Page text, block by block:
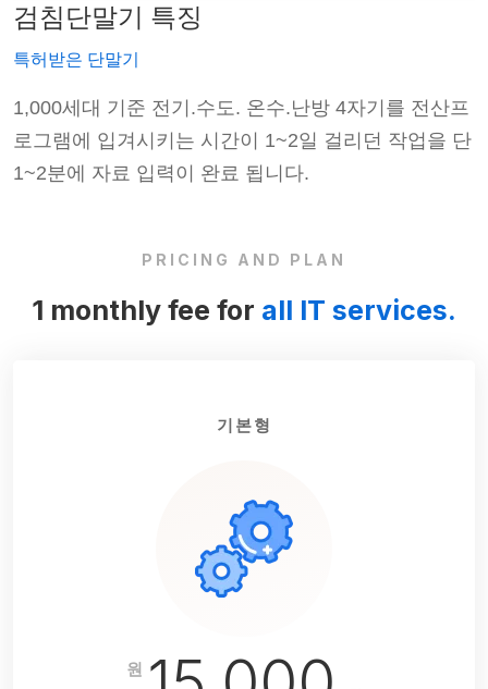
검침단말기 특징
특허받은 단말기
1,000세대 기준 전기.수도. 온수.난방 4자기를 전산프
로그램에 입겨시키는 시간이 1~2일 걸리던 작업을 단
1~2분에 자료 입력이 완료 됩니다.
PRICING AND PLAN
1 monthly fee for all IT services.
기본형
원